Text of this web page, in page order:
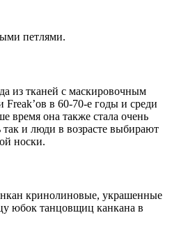
петлями.
из тканей с маскировочным
Freak’ов в 60-70-е годы и среди
время она также стала очень
и люди в возрасте выбирают
носки.
кринолиновые, украшенные
юбок танцовщиц канкана в